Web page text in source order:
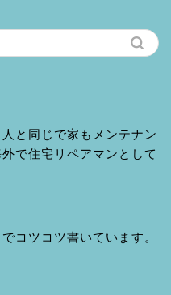
と同じで家もメンテナン
で住宅リペアマンとして
コツコツ書いています。